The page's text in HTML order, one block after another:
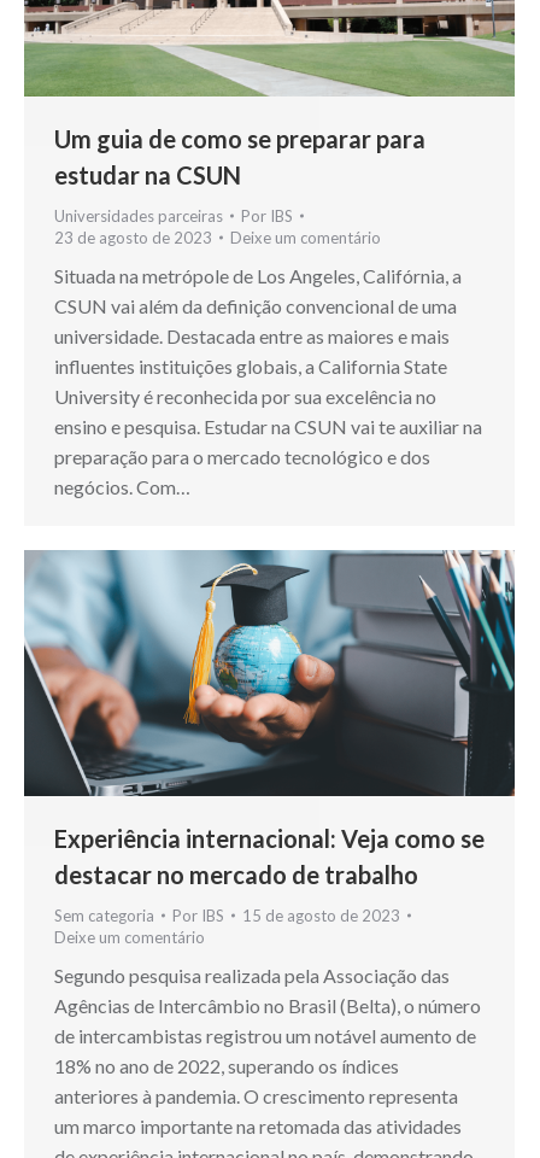
Um guia de como se preparar para
estudar na CSUN
Universidades parceiras Por IBS
23 de agosto de 2023
Deixe um comentário
Situada na metrópole de Los Angeles, Califórnia, a
CSUN vai além da definição convencional de uma
universidade. Destacada entre as maiores e mais
influentes instituições globais, a California State
University é reconhecida por sua excelência no
ensino e pesquisa. Estudar na CSUN vai te auxiliar na
preparação para o mercado tecnológico e dos
negócios. Com…
Experiência internacional: Veja como se
destacar no mercado de trabalho
Sem categoria Por IBS
15 de agosto de 2023
Deixe um comentário
Segundo pesquisa realizada pela Associação das
Agências de Intercâmbio no Brasil (Belta), o número
de intercambistas registrou um notável aumento de
18% no ano de 2022, superando os índices
anteriores à pandemia. O crescimento representa
um marco importante na retomada das atividades